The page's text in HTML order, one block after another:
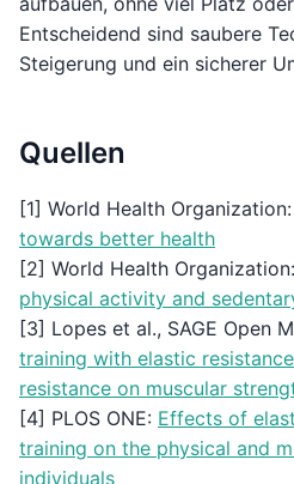
Entscheidend sind saubere
Steigerung und ein sicherer
Quellen
[1] World Health Organization:
towards better health
[2] World Health Organization:
physical activity and
[3] Lopes et al., SAGE Open
training with elastic
resistance on muscular
[4] PLOS ONE: Effects of
training on the physical and
individuals